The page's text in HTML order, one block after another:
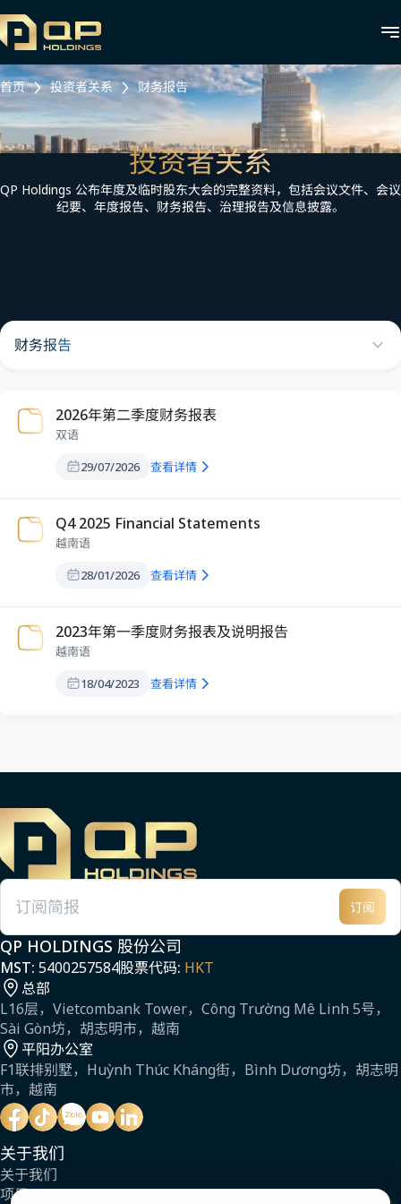
首页 投资者关系 财务报告
投资者关系
QP Holdings 公布年度及临时股东大会的完整资料，包括会议文件、会议
纪要、年度报告、财务报告、治理报告及信息披露。
财务报告
2026年第二季度财务报表
双语
29/07/2026
查看详情
Q4 2025 Financial Statements
越南语
28/01/2026
查看详情
2023年第一季度财务报表及说明报告
越南语
18/04/2023
查看详情
电子邮件 订阅
QP HOLDINGS 股份公司
MST: 5400257584股票代码: HKT
总部
L16层，Vietcombank Tower，Công Trường Mê Linh 5号，
Sài Gòn坊，胡志明市，越南
平阳办公室
F1联排别墅，Huỳnh Thúc Kháng街，Bình Dương坊，胡志明
市，越南
关于我们
关于我们
项目